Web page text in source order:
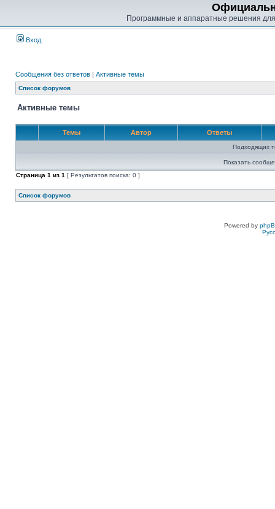
Программные и аппаратные решения
Вход
Сообщения без ответов | Активные темы
Список форумов
Активные темы
Темы Автор Ответы
Подходящих
Показать
Страница 1 из 1 [ Результатов поиска: 0 ]
Список форумов
Powered by